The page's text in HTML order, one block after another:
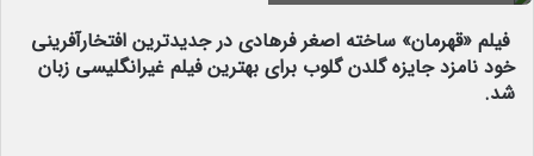
فیلم «قهرمان» ساخته اصغر فرهادی در جدیدترین افتخارآفرینی
خود نامزد جایزه گلدن گلوب برای بهترین فیلم غیرانگلیسی زبان
شد.